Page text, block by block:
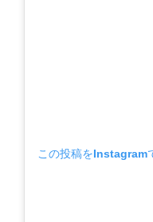
この投稿をInstagram